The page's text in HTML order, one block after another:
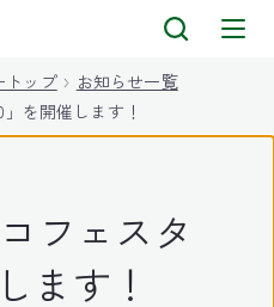
トップ
お知らせ一覧
」を開催します！
フェスタ
ます！